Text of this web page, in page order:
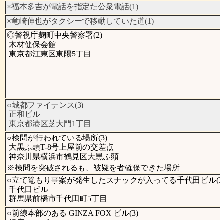
×福本多吉が電話を指定た公衆電話(1)
×竜崎伸也がタクシーで移動していた道(1)
◎警視庁麹町中央警察署(2)
木材健保会館
東京都江東区東陽5丁目
○城都ファイナンス(3)
正和ビル
東京都港区芝大門1丁目
○検問が行われている場所(3)
大黒ふ頭T-8号上屋前の交差点
神奈川県横浜市鶴見区大黒ふ頭
※検問を突破されるも、被疑を者確保できた場所
○立て篭もり事案が発生したスナックが入ってる千代田ビル
千代田ビル
群馬県前橋市千代田町5丁目
○前線本部のある GINZA FOX ビル(3)